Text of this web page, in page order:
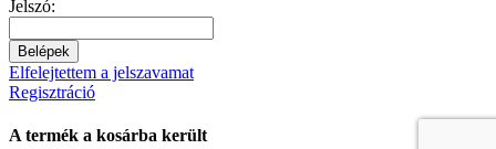
Jelszó:
Belépek
Elfelejtettem a jelszavamat
Regisztráció
A termék a kosárba került